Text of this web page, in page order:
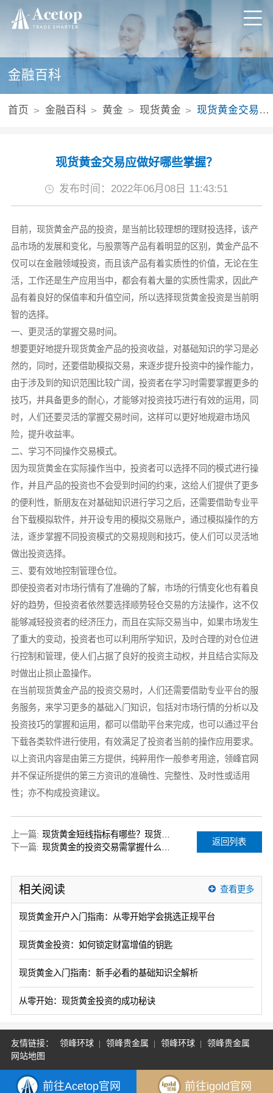
金融百科
首页 金融百科 黄金 现货黄金 现货黄金交易应做好哪些掌握？
现货黄金交易应做好哪些掌握？
发布时间：2022年06月08日 11:43:51
目前，现货黄金产品的投资，是当前比较理想的理财投选择，该产
品市场的发展和变化，与股票等产品有着明显的区别，黄金产品不
仅可以在金融领域投资，而且该产品有着实质性的价值，无论在生
活，工作还是生产应用当中，都会有着大量的实质性需求，因此产
品有着良好的保值率和升值空间，所以选择现货黄金投资是当前明
智的选择。
一、更灵活的掌握交易时间。
想要更好地提升现货黄金产品的投资收益，对基础知识的学习是必
然的，同时，还要借助模拟交易，来逐步提升投资中的操作能力，
由于涉及到的知识范围比较广阔，投资者在学习时需要掌握更多的
技巧，并具备更多的耐心，才能够对投资技巧进行有效的运用，同
时，人们还要灵活的掌握交易时间，这样可以更好地规避市场风
险，提升收益率。
二、学习不同操作交易模式。
因为现货黄金在实际操作当中，投资者可以选择不同的模式进行操
作，并且产品的投资也不会受到时间的约束，这给人们提供了更多
的便利性，新朋友在对基础知识进行学习之后，还需要借助专业平
台下载模拟软件，并开设专用的模拟交易账户，通过模拟操作的方
法，逐步掌握不同投资模式的交易规则和技巧，使人们可以灵活地
做出投资选择。
三、要有效地控制管理仓位。
即使投资者对市场行情有了准确的了解，市场的行情变化也有着良
好的趋势，但投资者依然要选择顺势轻仓交易的方法操作，这不仅
能够减轻投资者的经济压力，而且在实际交易当中，如果市场发生
了重大的变动，投资者也可以利用所学知识，及时合理的对仓位进
行控制和管理，使人们占据了良好的投资主动权，并且结合实际及
时做出止损止盈操作。
在当前现货黄金产品的投资交易时，人们还需要借助专业平台的服
务服务，来学习更多的基础入门知识，包括对市场行情的分析以及
投资技巧的掌握和运用，都可以借助平台来完成，也可以通过平台
下载各类软件进行使用，有效满足了投资者当前的操作应用要求。
以上资讯内容是由第三方提供，纯粹用作一般参考用途，领峰官网
并不保证所提供的第三方资讯的准确性、完整性、及时性或适用
性；亦不构成投资建议。
上一篇:
现货黄金短线指标有哪些？现货黄金短线操作注意什么？
下一篇:
现货黄金的投资交易需掌握什么技巧？
返回列表
相关阅读 查看更多
现货黄金开户入门指南：从零开始学会挑选正规平台
现货黄金投资：如何锁定财富增值的钥匙
现货黄金入门指南：新手必看的基础知识全解析
从零开始：现货黄金投资的成功秘诀
友情链接： 领峰环球 领峰贵金属 领峰环球
领峰贵金属
网站地图
前往Acetop官网 前往igold官网